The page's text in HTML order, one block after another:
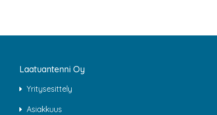
Laatuantenni Oy
Yritysesittely
Asiakkuus